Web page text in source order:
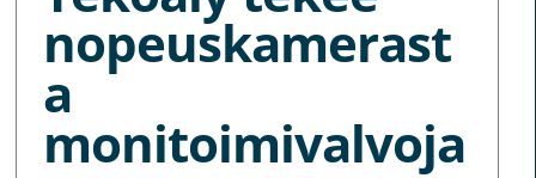
nopeuskamerast
a
monitoimivalvoja